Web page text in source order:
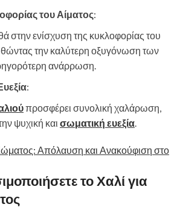
του Αίματος:
στην ενίσχυση της κυκλοφορίας του
την καλύτερη οξυγόνωση των
ανάρρωση.
:
προσφέρει συνολική χαλάρωση,
ψυχική και σωματική ευεξία.
το Χαλί για